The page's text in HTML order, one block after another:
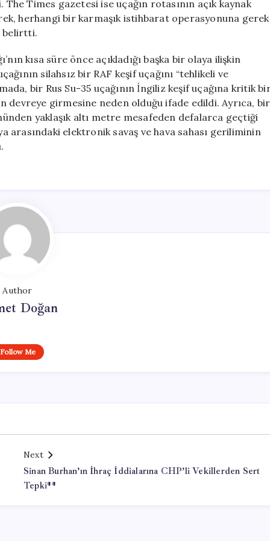
Times gazetesi ise uçağın rotasının açık kaynak
herhangi bir karmaşık istihbarat operasyonuna gerek
belirtti.
kısa süre önce açıkladığı başka bir olaya ilişkin
silahsız bir RAF keşif uçağını “tehlikeli ve
bir Rus Su-35 uçağının İngiliz keşif uçağına kritik
devreye girmesine neden olduğu ifade edildi. Ayrıca, bir
yaklaşık altı metre mesafeden defalarca geçtiği
arasındaki elektronik savaş ve hava sahası geriliminin
Author
Doğan
Follow Me
Next
Sinan Burhan’ın İhraç İddialarına CHP’li Vekillerden Sert
Tepki**